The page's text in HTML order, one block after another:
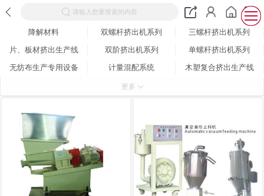
请输入您要搜索的内容
降解材料 双螺杆挤出机系列
三螺杆挤出机系列
片、板材挤出生产线
双阶挤出机系列
单螺杆挤出机系列
无纺布生产专用设备
计量混配系统
木塑复合挤出生产线
喂料系统
其它
更多